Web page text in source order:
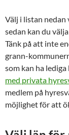
Välj i listan nedan
sedan kan du
Tänk på att inte
grann-
som kan ha
med privata
medlem på
möjlighet för att